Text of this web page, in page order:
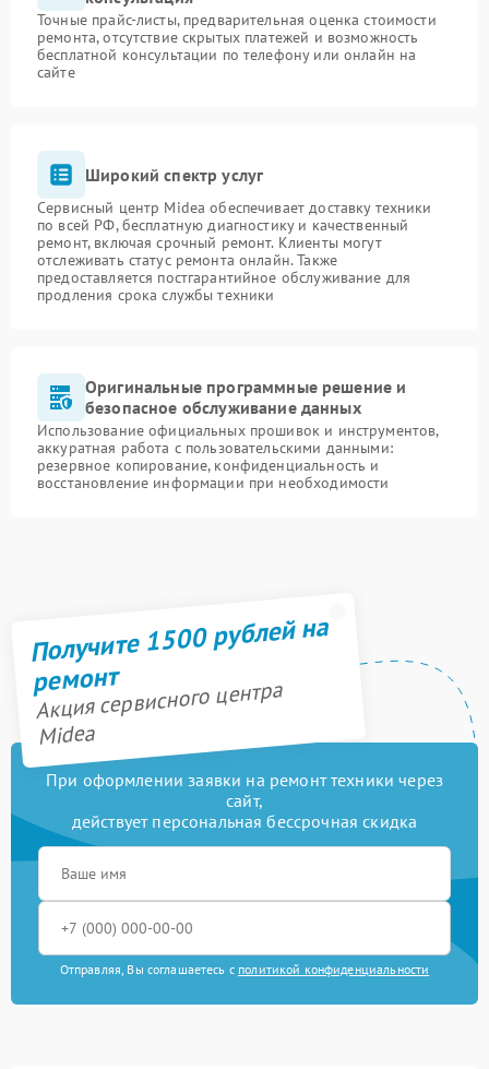
Точные прайс-листы, предварительная оценка стоимости
ремонта, отсутствие скрытых платежей и возможность
бесплатной консультации по телефону или онлайн на
сайте
Широкий спектр услуг
Сервисный центр Midea обеспечивает доставку техники
по всей РФ, бесплатную диагностику и качественный
ремонт, включая срочный ремонт. Клиенты могут
отслеживать статус ремонта онлайн. Также
предоставляется постгарантийное обслуживание для
продления срока службы техники
Оригинальные программные решение и
безопасное обслуживание данных
Использование официальных прошивок и инструментов,
аккуратная работа с пользовательскими данными:
резервное копирование, конфиденциальность и
восстановление информации при необходимости
Получите 1500 рублей на
ремонт
Акция сервисного центра
Midea
При оформлении заявки на ремонт техники через
сайт,
действует персональная бессрочная скидка
Отправляя, Вы соглашаетесь с политикой конфиденциальности